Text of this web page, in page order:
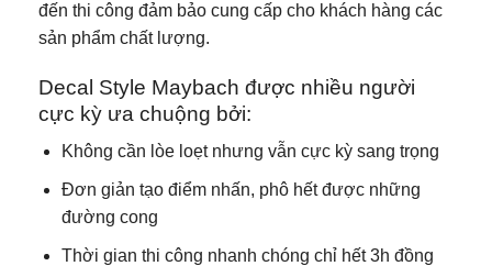
đến thi công đảm bảo cung cấp cho khách hàng các
sản phẩm chất lượng.
Decal Style Maybach được nhiều người
cực kỳ ưa chuộng bởi:
Không cần lòe loẹt nhưng vẫn cực kỳ sang trọng
Đơn giản tạo điểm nhấn, phô hết được những
đường cong
Thời gian thi công nhanh chóng chỉ hết 3h đồng